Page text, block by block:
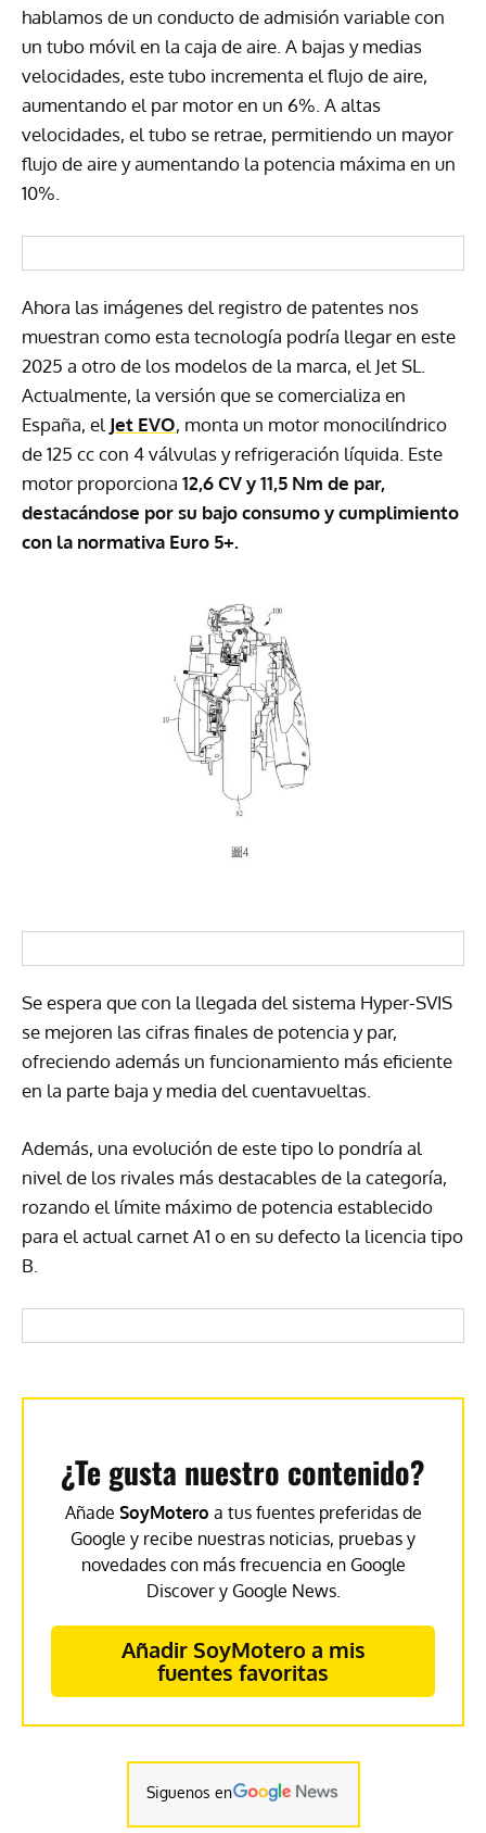
hablamos de un conducto de admisión variable con
un tubo móvil en la caja de aire. A bajas y medias
velocidades, este tubo incrementa el flujo de aire,
aumentando el par motor en un 6%. A altas
velocidades, el tubo se retrae, permitiendo un mayor
flujo de aire y aumentando la potencia máxima en un
10%.
Ahora las imágenes del registro de patentes nos
muestran como esta tecnología podría llegar en este
2025 a otro de los modelos de la marca, el Jet SL.
Actualmente, la versión que se comercializa en
España, el Jet EVO, monta un motor monocilíndrico
de 125 cc con 4 válvulas y refrigeración líquida. Este
motor proporciona 12,6 CV y 11,5 Nm de par,
destacándose por su bajo consumo y cumplimiento
con la normativa Euro 5+.
Se espera que con la llegada del sistema Hyper-SVIS
se mejoren las cifras finales de potencia y par,
ofreciendo además un funcionamiento más eficiente
en la parte baja y media del cuentavueltas.
Además, una evolución de este tipo lo pondría al
nivel de los rivales más destacables de la categoría,
rozando el límite máximo de potencia establecido
para el actual carnet A1 o en su defecto la licencia tipo
B.
¿Te gusta nuestro contenido?
Añade SoyMotero a tus fuentes preferidas de
Google y recibe nuestras noticias, pruebas y
novedades con más frecuencia en Google
Discover y Google News.
Añadir SoyMotero a mis
fuentes favoritas
Siguenos en